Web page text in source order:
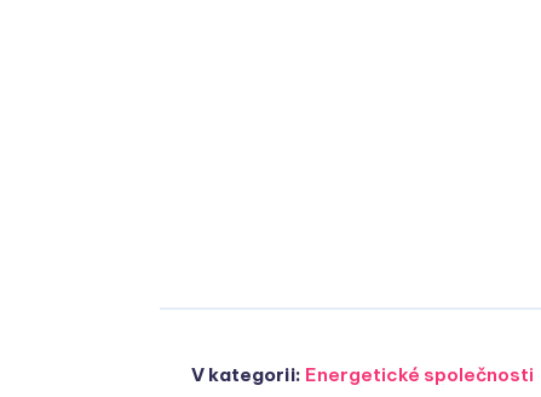
V kategorii: Energetické společnosti